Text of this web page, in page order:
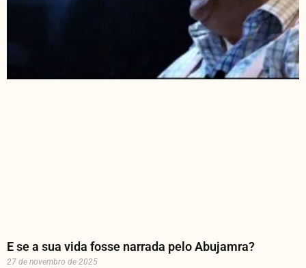
E se a sua vida fosse narrada pelo Abujamra?
27 de novembro de 2025